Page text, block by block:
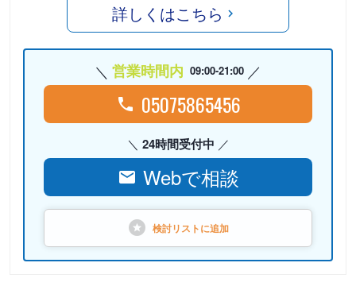
詳しくはこちら
営業時間内 09:00-21:00
05075865456
24時間受付中
Webで相談
検討リストに追加